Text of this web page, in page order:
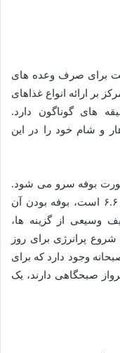
برای صرف وعده های
بر ارائه انواع غذاهای
های گوناگون دارد.
و شام خود را در این
صورت بوفه سرو می شود.
با وجود اینکه امتیاز مهمانان برای صبحانه ۶.۶ است، بوفه بودن آن
وسیعی از گزینه ها،
پرانرژی برای روز
وجود دارد که برای
صبحگاهی دارند، یک